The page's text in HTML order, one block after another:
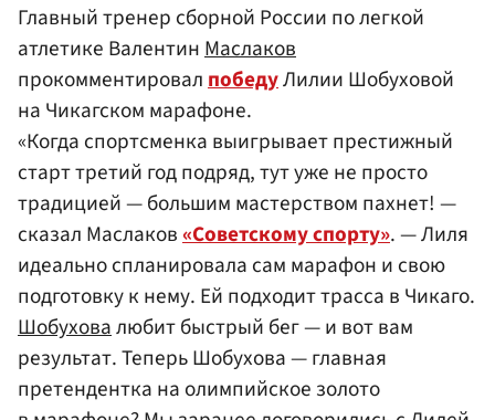
Главный тренер сборной России по легкой
атлетике ВалентинМаслаков
прокомментировалпобедуЛилии Шобуховой
на Чикагском марафоне.
«Когда спортсменка выигрывает престижный
старт третий год подряд, тут уже не просто
традицией — большим мастерством пахнет! —
сказал Маслаков«Советскому спорту». — Лиля
идеально спланировала сам марафон и свою
подготовку к нему. Ей подходит трасса в Чикаго.
Шобуховалюбит быстрый бег — и вот вам
результат. Теперь Шобухова — главная
претендентка на олимпийское золото